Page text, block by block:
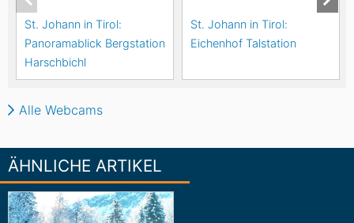
St. Johann in Tirol:
Panoramablick Bergstation
Harschbichl
St. Johann in Tirol:
Eichenhof Talstation
Alle Webcams
ÄHNLICHE ARTIKEL